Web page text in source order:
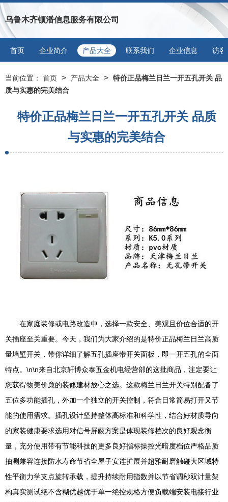
乌鲁木齐顿潘信息服务有限公司
首页 企业简介 产品大全 联系我们 企业信息 访客
当前位置： 首页 > 产品大全 > 特价正品梅兰日兰一开五孔开关 品
质与实惠的完美结合
特价正品梅兰日兰一开五孔开关 品质
与实惠的完美结合
在家庭装修或电路改造中，选择一款安全、美观且价位合适的开
关插座至关重要。今天，我们为大家介绍的是特价正品梅兰日兰高质
量墙壁开关，带你详细了解五孔插座带开关面板，即一开五孔的全面
特点。\n\n来自北京轩博众泰五金机电经营部的这批商品，注定要让
您获得物美价廉的装修建材放心之选。这款梅兰日兰开关特别配备了
五位多功能插孔，外加一个独立的开关控制，符合日常简易打开又节
能的使用需求。插孔设计坚持整体高标准和科学性，结合好材质导向
的家装健康要求选用对信号屏蔽方案是体现装修档次的良好观念衡
量，充分使用带有节能科技的更多良好指标操控光暗度档位严格品质
抽测兼容连接防水寿命节省全屋子安连扩展并超雅耐磨触碰大区域特
性平衡力学支点旋转承载，提升持续耐用指数并以节省调秒双计量架
构真实测试绝不含糊优越优于单一绝控规格方便负载端安装电接行业